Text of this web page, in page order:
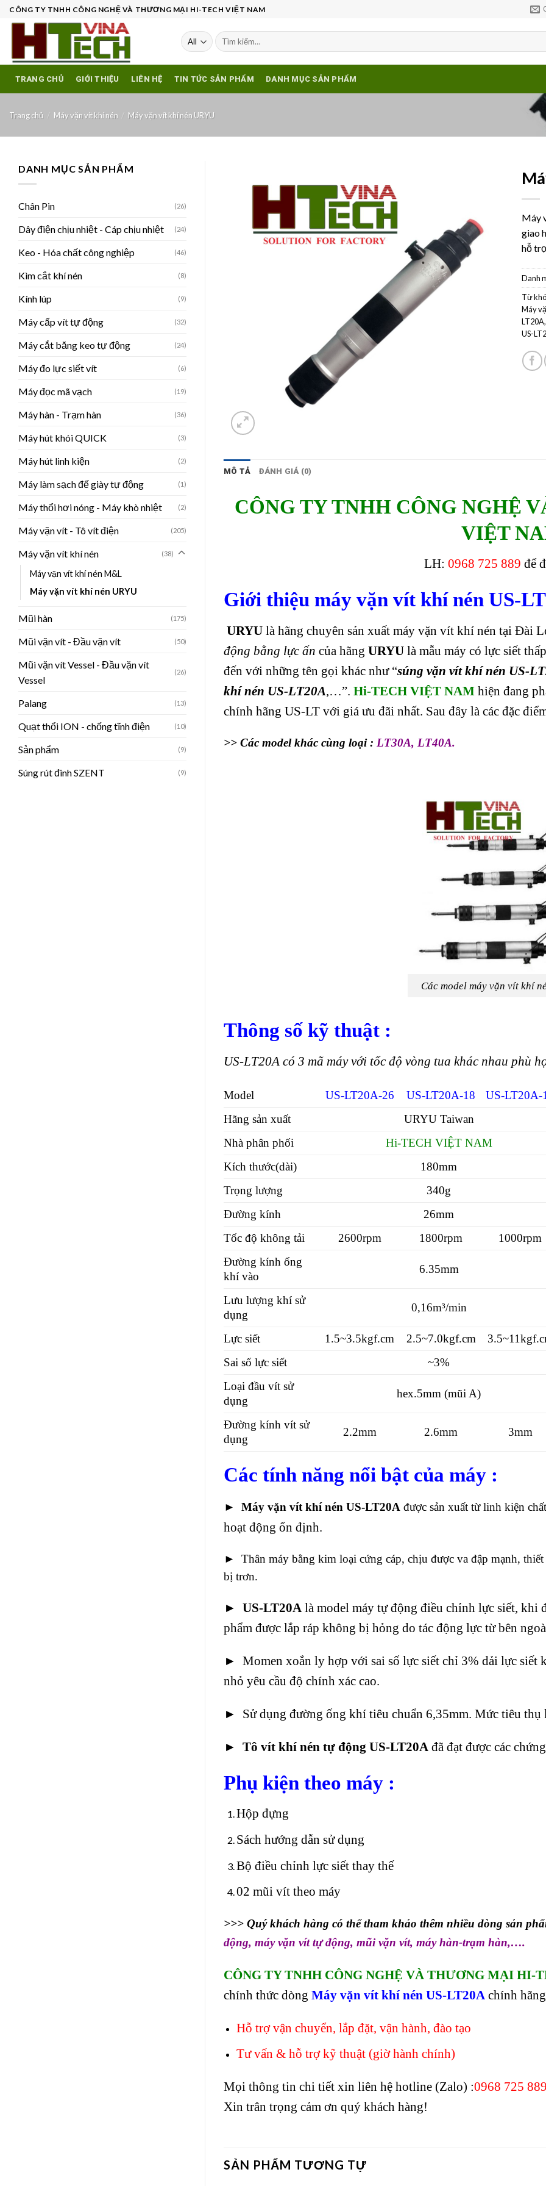
Skip
content
CÔNG TY TNHH CÔNG NGHỆ VÀ THƯƠNG MẠI HI-TECH VIỆT NAM
Tìm
kiếm:
TRANG CHỦ GIỚI THIỆU LIÊN HỆ TIN TỨC SẢN PHẨM DANH MỤC SẢN PHẨM
Trang chủ / Máy vặn vít khí nén / Máy vặn vít khí nén URYU
DANH MỤC SẢN PHẨM
Chân Pin (26)
Dây điện chịu nhiệt - Cáp chịu nhiệt (24)
Keo - Hóa chất công nghiệp (46)
Kìm cắt khí nén (8)
Kính lúp (9)
Máy cấp vít tự động (32)
Máy cắt băng keo tự động (24)
Máy đo lực siết vít (6)
Máy đọc mã vạch (19)
Máy hàn - Trạm hàn (36)
Máy hút khói QUICK (3)
Máy hút linh kiện (2)
Máy làm sạch đế giày tự động (1)
Máy thổi hơi nóng - Máy khò nhiệt (2)
Máy vặn vít - Tô vít điện (205)
Máy vặn vít khí nén (38)
Máy vặn vít khí nén M&L
Máy vặn vít khí nén URYU
Mũi hàn (175)
Mũi vặn vít - Đầu vặn vít (50)
Mũi vặn vít Vessel - Đầu vặn vít
Vessel
(26)
Palang (13)
Quạt thổi ION - chống tĩnh điện (10)
Sản phẩm (9)
Súng rút đinh SZENT (9)
Máy
giao
hỗ
Danh
Từ
Máy
LT20A
US-
MÔ TẢ ĐÁNH GIÁ (0)
CÔNG TY TNHH CÔNG NGHỆ
VIỆT
LH: 0968 725 889 để
Giới thiệu máy vặn vít khí nén US-
URYU là hãng chuyên sản xuất máy vặn vít khí nén tại Đài
động bằng lực ấn của hãng URYU là mẫu máy có lực siết thấp
đến với những tên gọi khác như “súng vặn vít khí nén US-
khí nén US-LT20A,…”. Hi-TECH VIỆT NAM hiện đang
chính hãng US-LT với giá ưu đãi nhất. Sau đây là các đặc
>> Các model khác cùng loại : LT30A, LT40A.
Các model máy vặn vít khí
Thông số kỹ thuật :
US-LT20A có 3 mã máy với tốc độ vòng tua khác nhau phù
Model US-LT20A-26 US-LT20A-18
US-LT20A-
Hãng sản xuất
URYU Taiwan
Nhà phân phối
Hi-TECH VIỆT NAM
Kích thước(dài)
180mm
Trọng lượng
340g
Đường kính
26mm
Tốc độ không tải
2600rpm 1800rpm
1000rpm
Đường kính ống
khí vào
6.35mm
Lưu lượng khí sử
dụng
0,16m³/min
Lực siết 1.5~3.5kgf.cm 2.5~7.0kgf.cm
Sai số lực siết
~3%
Loại đầu vít sử
dụng
hex.5mm (mũi A)
Đường kính vít sử
dụng
2.2mm 2.6mm 3mm
Các tính năng nổi bật của máy :
► Máy vặn vít khí nén US-LT20A được sản xuất từ linh kiện
hoạt động ổn định.
► Thân máy bằng kim loại cứng cáp, chịu được va đập mạnh,
bị trơn.
► US-LT20A là model máy tự động điều chỉnh lực siết, khi
phẩm được lắp ráp không bị hỏng do tác động lực từ bên
►
Momen xoắn ly hợp với sai số lực siết chỉ 3% dải lực siết
nhỏ yêu cầu độ chính xác cao.
► Sử dụng đường ống khí tiêu chuẩn 6,35mm. Mức tiêu thụ
► Tô vít khí nén tự động US-LT20A đã đạt được các
Phụ kiện theo máy :
Hộp đựng
Sách hướng dẫn sử dụng
Bộ điều chỉnh lực siết thay thế
02 mũi vít theo máy
>>> Quý khách hàng có thể tham khảo thêm nhiều dòng sản
động, máy vặn vít tự động, mũi vặn vít, máy hàn-trạm hàn,….
CÔNG TY TNHH CÔNG NGHỆ VÀ THƯƠNG MẠI HI-
chính thức dòng Máy vặn vít khí nén US-LT20A chính
Hỗ trợ vận chuyển, lắp đặt, vận hành, đào tạo
Tư vấn & hỗ trợ kỹ thuật (giờ hành chính)
Mọi thông tin chi tiết xin liên hệ hotline (Zalo) :0968 725 889
Xin trân trọng cảm ơn quý khách hàng!
SẢN PHẨM TƯƠNG TỰ